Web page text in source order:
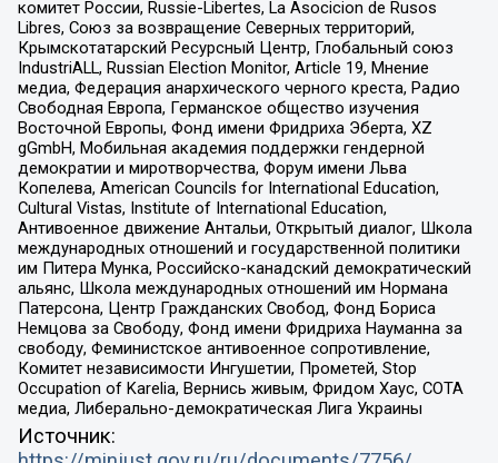
комитет России, Russie-Libertes, La Asocicion de Rusos
Libres, Союз за возвращение Северных территорий,
Крымскотатарский Ресурсный Центр, Глобальный союз
IndustriALL, Russian Election Monitor, Article 19, Мнение
медиа, Федерация анархического черного креста, Радио
Свободная Европа, Германское общество изучения
Восточной Европы, Фонд имени Фридриха Эберта, XZ
gGmbH, Мобильная академия поддержки гендерной
демократии и миротворчества, Форум имени Льва
Копелева, American Councils for International Education,
Cultural Vistas, Institute of International Education,
Антивоенное движение Антальи, Открытый диалог, Школа
международных отношений и государственной политики
им Питера Мунка, Российско-канадский демократический
альянс, Школа международных отношений им Нормана
Патерсона, Центр Гражданских Свобод, Фонд Бориса
Немцова за Свободу, Фонд имени Фридриха Науманна за
свободу, Феминистское антивоенное сопротивление,
Комитет независимости Ингушетии, Прометей, Stop
Occupation of Karelia, Вернись живым, Фридом Хаус, СОТА
медиа, Либерально-демократическая Лига Украины
Источник: